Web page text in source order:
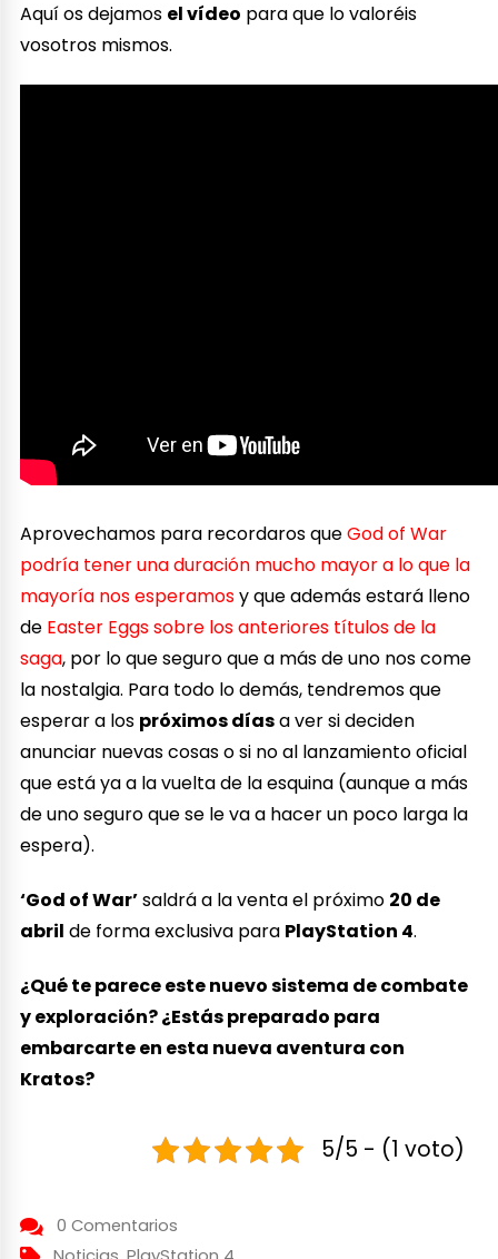
Aquí os dejamos el vídeo para que lo valoréis
vosotros mismos.
Aprovechamos para recordaros queGod of War
podría tener una duración mucho mayor a lo que la
mayoría nos esperamosy que además estará lleno
de Easter Eggs sobre los anteriores títulos de la
saga, por lo que seguro que a más de uno nos come
la nostalgia. Para todo lo demás, tendremos que
esperar a los próximos díasa ver si deciden
anunciar nuevas cosas o si no al lanzamiento oficial
que está ya a la vuelta de la esquina (aunque a más
de uno seguro que se le va a hacer un poco larga la
espera).
‘God of War’saldrá a la venta el próximo 20 de
abril de forma exclusiva para PlayStation 4.
¿Qué te parece este nuevo sistema de combate
y exploración? ¿Estás preparado para
embarcarte en esta nueva aventura con
Kratos?
5/5 - (1 voto)
0 Comentarios